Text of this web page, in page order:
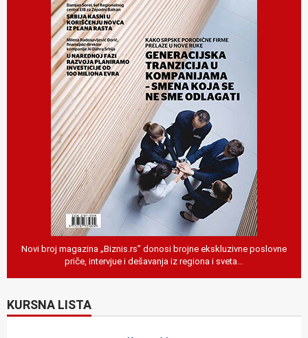
Novi broj magazina „Biznis.rs” donosi brojne ekskluzivne poslovne
priče, intervjue i dešavanja iz regiona i sveta…
KURSNA LISTA